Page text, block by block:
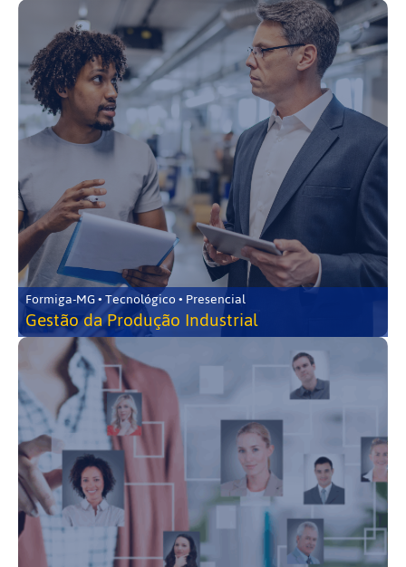
Formiga-MG • Tecnológico • Presencial
Gestão da Produção Industrial